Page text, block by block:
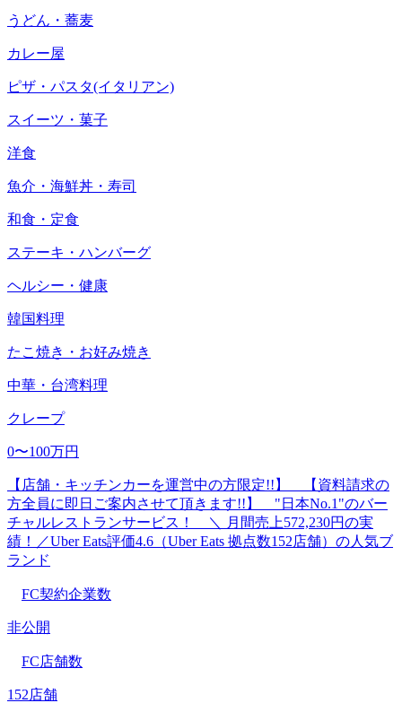
うどん・蕎麦
カレー屋
ピザ・パスタ(イタリアン)
スイーツ・菓子
洋食
魚介・海鮮丼・寿司
和食・定食
ステーキ・ハンバーグ
ヘルシー・健康
韓国料理
たこ焼き・お好み焼き
中華・台湾料理
クレープ
0〜100万円
【店舗・キッチンカーを運営中の方限定!!】 【資料請求の
方全員に即日ご案内させて頂きます!!】 "日本No.1"のバー
チャルレストランサービス！ ＼ 月間売上572,230円の実
績！／Uber Eats評価4.6（Uber Eats 拠点数152店舗）の人気ブ
ランド
FC契約企業数
非公開
FC店舗数
152店舗